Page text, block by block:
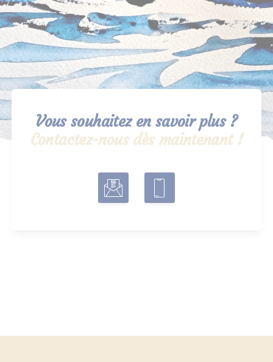
Vous souhaitez en savoir plus ?
Contactez-nous dès maintenant !